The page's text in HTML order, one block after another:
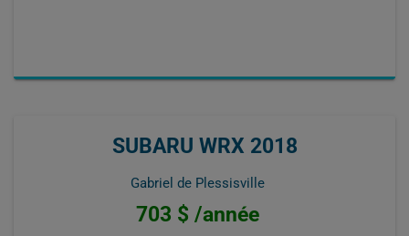
SUBARU WRX 2018
Gabriel de Plessisville
703 $ /année